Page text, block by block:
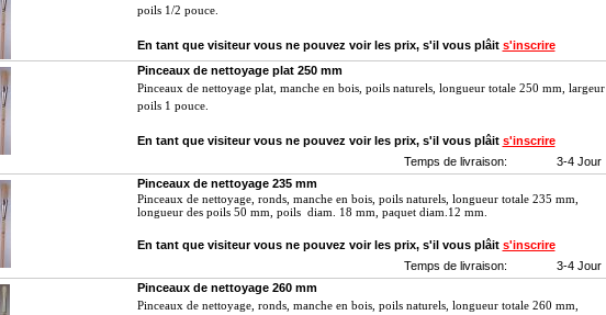
poils 1/2 pouce.
En tant que visiteur vous ne pouvez voir les prix, s'il vous plâit s'inscrire
Pinceaux de nettoyage plat 250 mm
Pinceaux de nettoyage plat, manche en bois, poils naturels, longueur totale 250 mm, largeur
poils 1 pouce.
En tant que visiteur vous ne pouvez voir les prix, s'il vous plâit s'inscrire
Temps de livraison:
3-4 Jour
Pinceaux de nettoyage 235 mm
Pinceaux de nettoyage, ronds, manche en bois, poils naturels, longueur totale 235 mm,
longueur des poils 50 mm, poils diam. 18 mm, paquet diam.12 mm.
En tant que visiteur vous ne pouvez voir les prix, s'il vous plâit s'inscrire
Temps de livraison:
3-4 Jour
Pinceaux de nettoyage 260 mm
Pinceaux de nettoyage, ronds, manche en bois, poils naturels, longueur totale260 mm,